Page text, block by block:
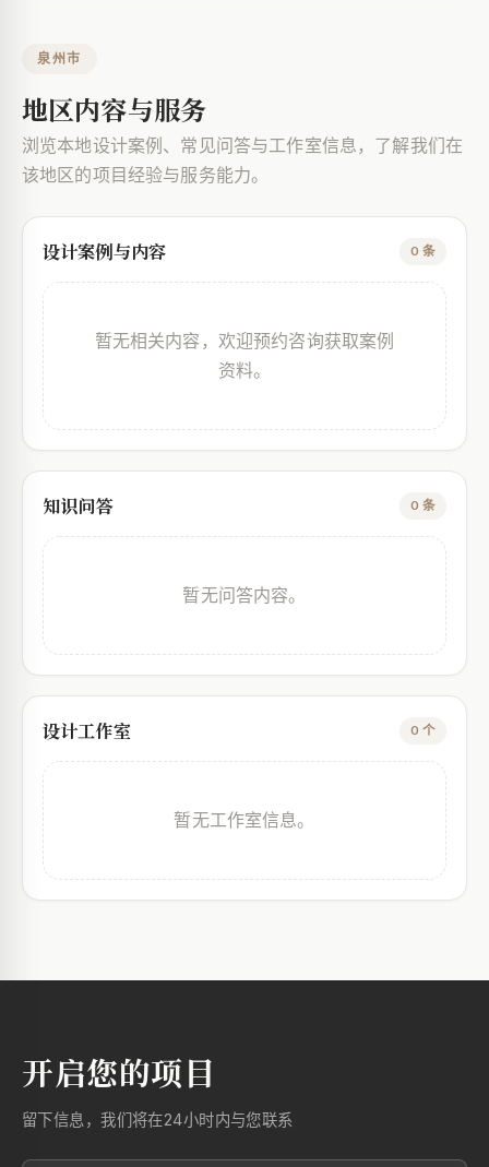
泉州市
地区内容与服务
浏览本地设计案例、常见问答与工作室信息，了解我们在
该地区的项目经验与服务能力。
设计案例与内容 0 条
暂无相关内容，欢迎预约咨询获取案例
资料。
知识问答 0 条
暂无问答内容。
设计工作室 0 个
暂无工作室信息。
开启您的项目
留下信息，我们将在24小时内与您联系